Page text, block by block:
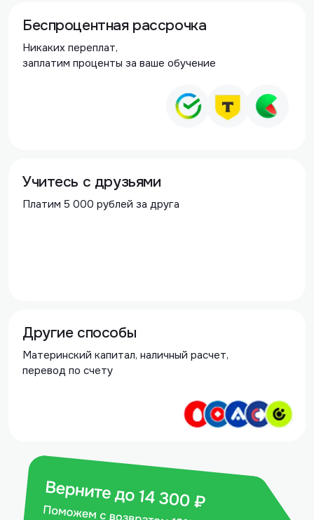
Беспроцентная рассрочка
Никаких переплат,
заплатим проценты за ваше обучение
Учитесь с друзьями
Платим 5 000 рублей за друга
Другие способы
Материнский капитал, наличный расчет,
перевод по счету